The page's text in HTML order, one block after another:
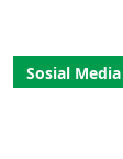
Sosial Media